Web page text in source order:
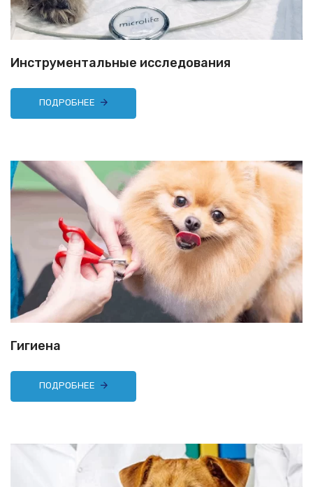
Инструментальные исследования
ПОДРОБНЕЕ
Гигиена
ПОДРОБНЕЕ